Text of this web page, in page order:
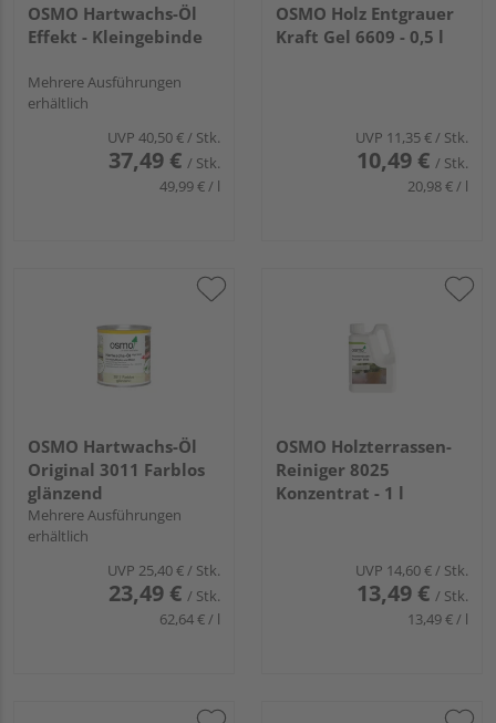
OSMO Hartwachs-Öl
Effekt - Kleingebinde
Mehrere Ausführungen
erhältlich
UVP 40,50 € / Stk.
37,49 € / Stk.
49,99 € / l
OSMO Holz Entgrauer
Kraft Gel 6609 - 0,5 l
UVP 11,35 € / Stk.
10,49 € / Stk.
20,98 € / l
OSMO Hartwachs-Öl
Original 3011 Farblos
glänzend
Mehrere Ausführungen
erhältlich
UVP 25,40 €/ Stk.
23,49 € / Stk.
62,64 € / l
OSMO Holzterrassen-
Reiniger 8025
Konzentrat - 1 l
UVP 14,60 €/ Stk.
13,49 € / Stk.
13,49 € / l